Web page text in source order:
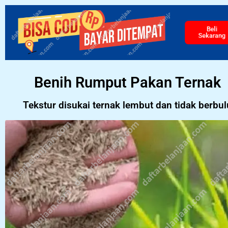
Beli
Sekarang
Benih Rumput Pakan Ternak
Tekstur disukai ternak lembut dan tidak